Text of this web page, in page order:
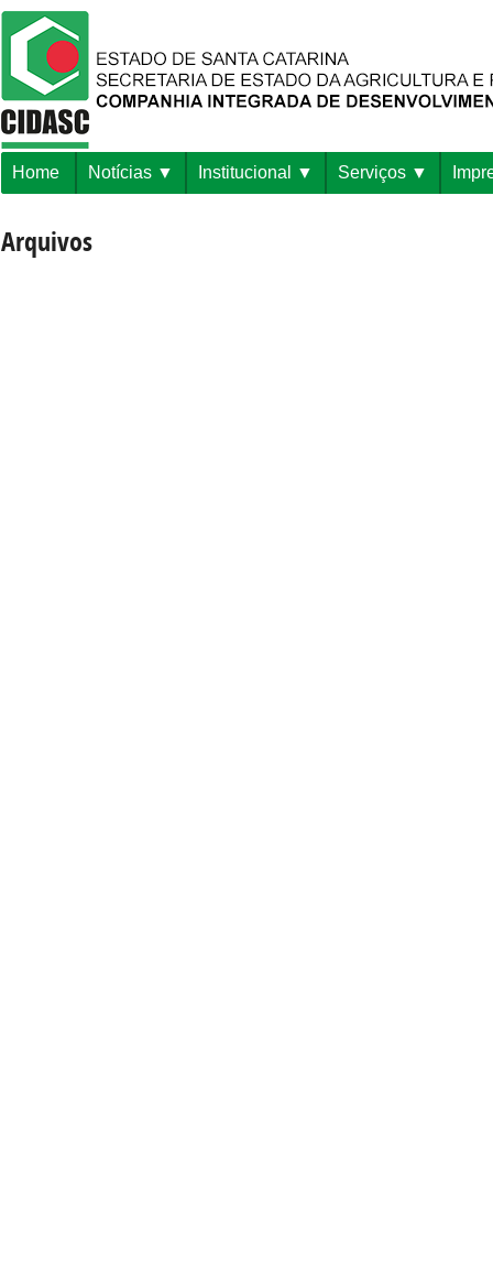
Home Notícias Institucional Serviços
Arquivos